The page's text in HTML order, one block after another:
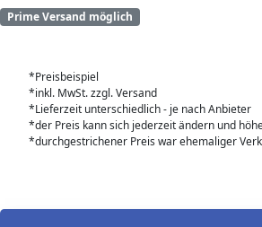
Prime Versand möglich
*Preisbeispiel
*inkl. MwSt. zzgl. Versand
*Lieferzeit unterschiedlich - je nach Anbieter
*der Preis kann sich jederzeit ändern und
*durchgestrichener Preis war ehemaliger